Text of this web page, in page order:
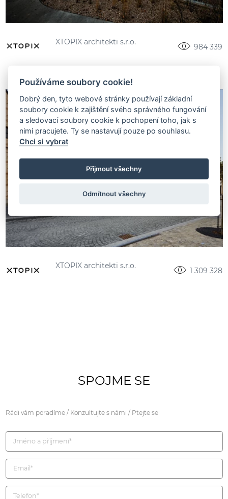
XTOPIX architekti s.r.o.
984 339
XTOPIX architekti s.r.o.
1 309 328
SPOJME SE
Rádi vám poradíme / Konzultujte s námi / Ptejte se
Používáme soubory cookie!
Dobrý den, tyto webové stránky používají základní
soubory cookie k zajištění svého správného fungování
a sledovací soubory cookie k pochopení toho, jak s
nimi pracujete. Ty se nastavují pouze po souhlasu.
Chci si vybrat
Přijmout všechny
Odmítnout všechny